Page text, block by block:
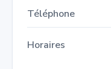
Téléphone
Horaires